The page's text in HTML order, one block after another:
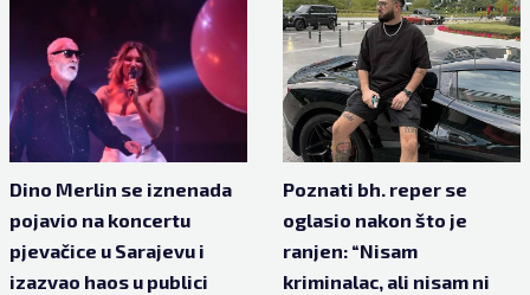
Dino Merlin se iznenada
pojavio na koncertu
pjevačice u Sarajevu i
izazvao haos u publici
Poznati bh. reper se
oglasio nakon što je
ranjen: “Nisam
kriminalac, ali nisam ni